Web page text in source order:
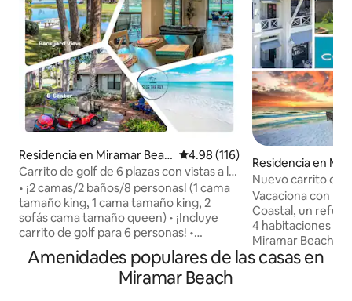
Residencia en Miramar Beac
h
Calificación promedio: 4.98 de
4.98 (116)
Carrito de golf de 6 plazas con vistas a la
bahía, el lago y el campo
• ¡2 camas/2 baños/8 personas! (1 cama
tamaño king, 1 cama tamaño king, 2
sofás cama tamaño queen) • ¡Incluye
carrito de golf para 6 personas! •
¡Impresionantes vistas a la
bahía/lago/campo de golf! • ¡Hermosas
mejoras que te harán querer quedarte
Residencia en
h
Nuevo carrito de
playa/hasta 10
Vacaciona con
Coastal, un
4 habitaciones y
Miramar Beach,
Nuestra
Amenidades populares de las casas en
Miramar Beach